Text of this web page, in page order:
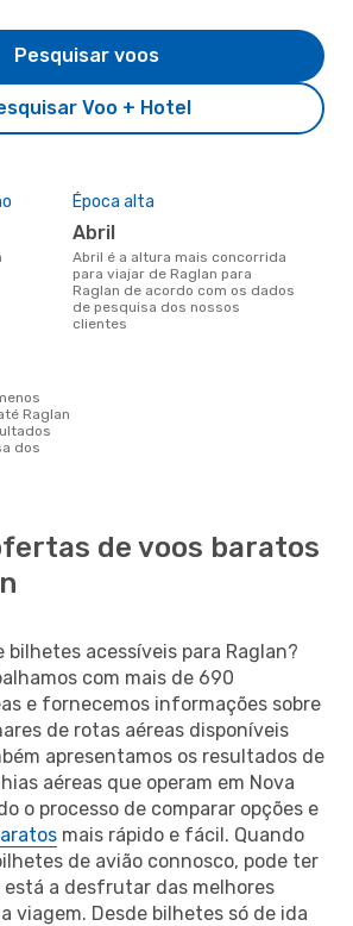
Voo + Hotel
Pesquisar voos
Época alta
abril
abril é a altura mais concorrida
para viajar de Raglan para
Raglan de acordo com os dados
de pesquisa dos nossos
clientes
Raglan
dos
de voos baratos
bilhetes acessíveis para Raglan?
com mais de 690
e fornecemos informações sobre
de rotas aéreas disponíveis
apresentamos os resultados de
aéreas que operam em Nova
o processo de comparar opções e
mais rápido e fácil. Quando
de avião connosco, pode ter
a desfrutar das melhores
viagem. Desde bilhetes só de ida